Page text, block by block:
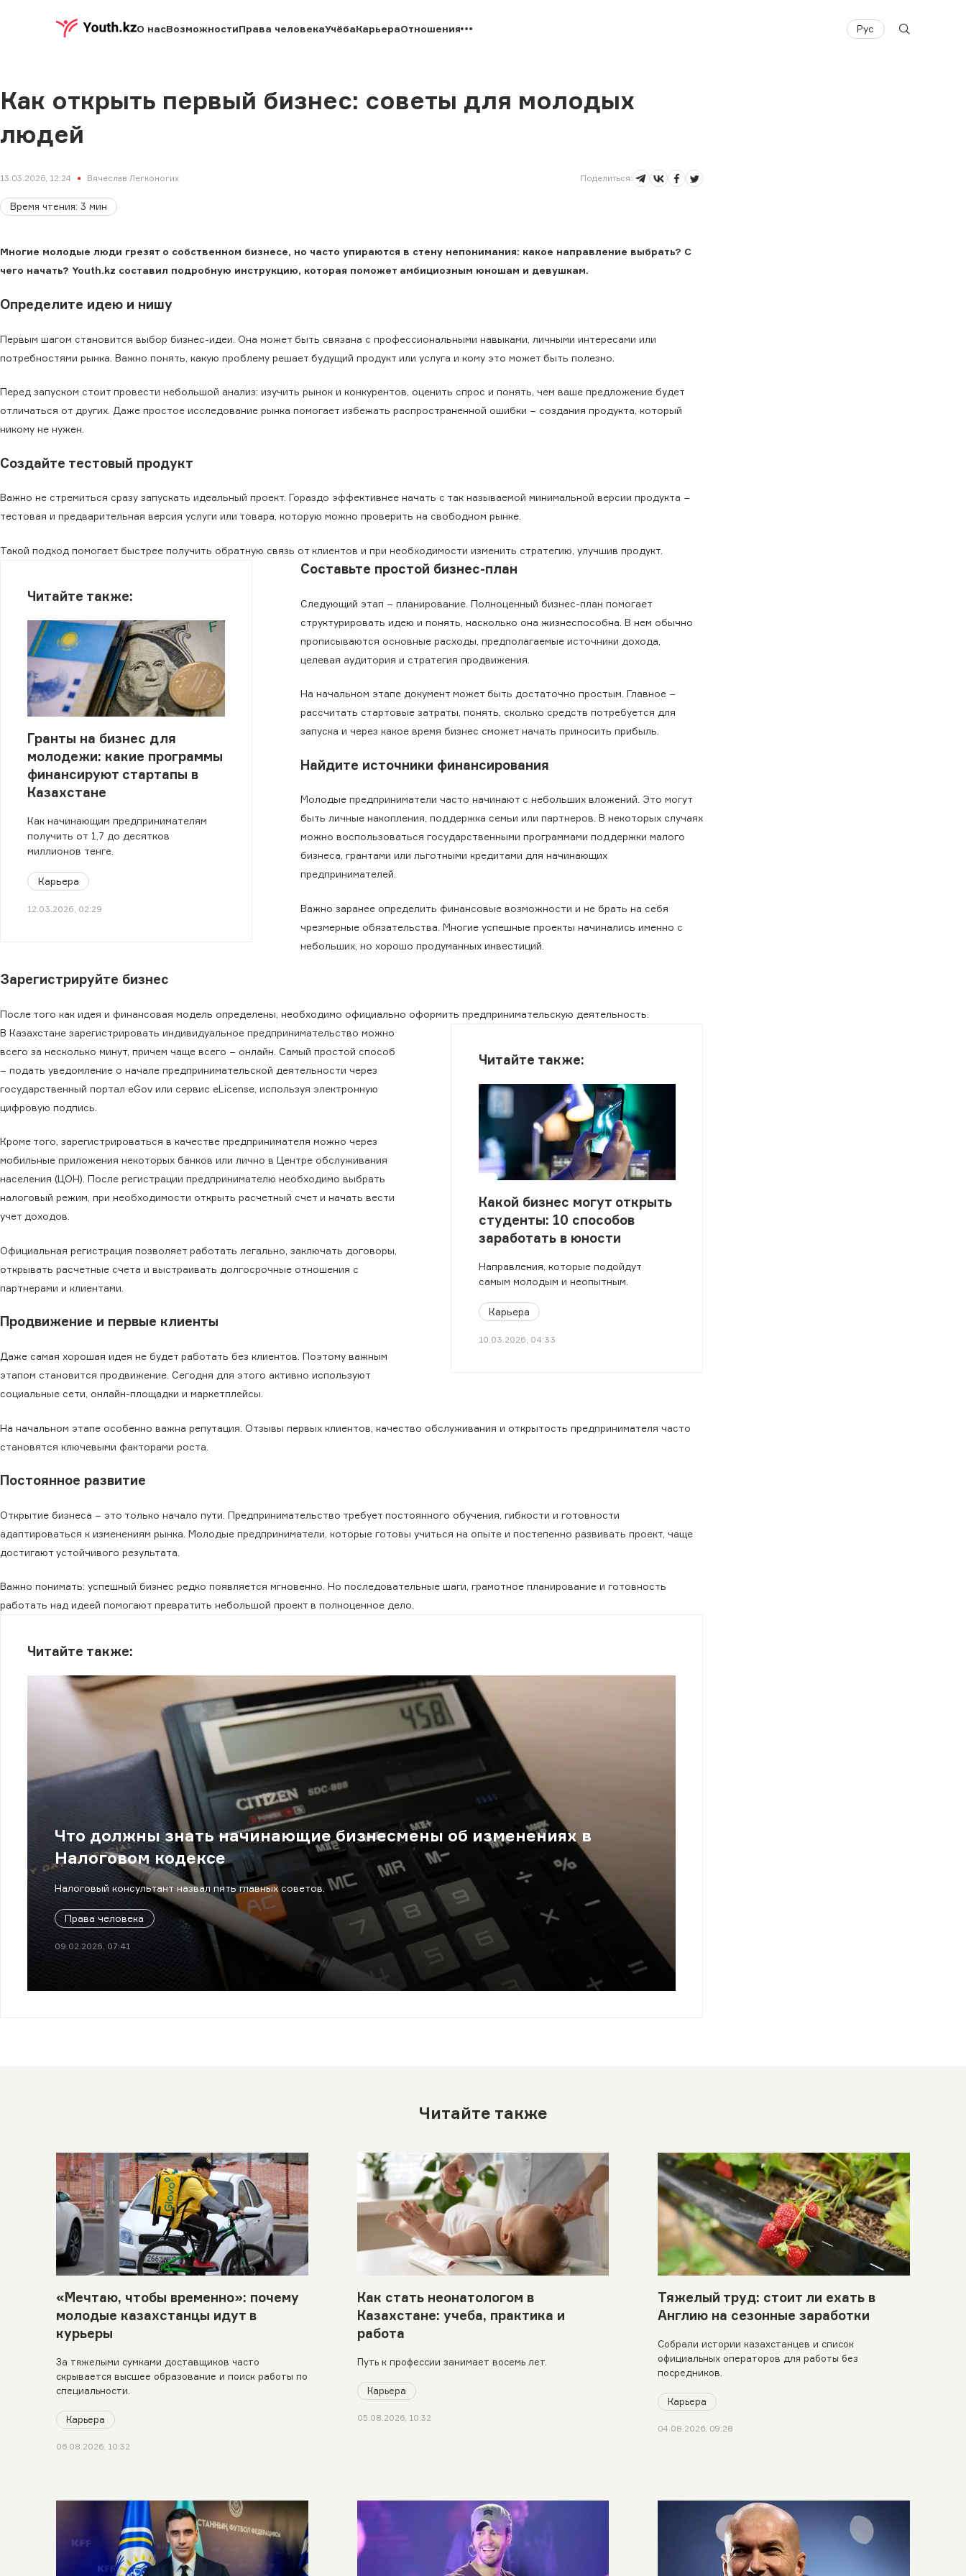
О насВозможностиПрава человекаУчёбаКарьераОтношения Рус
Как открыть первый бизнес: советы для молодых
людей
13.03.2026, 12:24 Вячеслав Легконогих Поделиться:
Время чтения: 3 мин
Многие молодые люди грезят о собственном бизнесе, но часто упираются в стену непонимания: какое направление выбрать? С
чего начать? Youth.kz составил подробную инструкцию, которая поможет амбициозным юношам и девушкам.
Определите идею и нишу
Первым шагом становится выбор бизнес-идеи. Она может быть связана с профессиональными навыками, личными интересами или
потребностями рынка. Важно понять, какую проблему решает будущий продукт или услуга и кому это может быть полезно.
Перед запуском стоит провести небольшой анализ: изучить рынок и конкурентов, оценить спрос и понять, чем ваше предложение будет
отличаться от других. Даже простое исследование рынка помогает избежать распространенной ошибки − создания продукта, который
никому не нужен.
Создайте тестовый продукт
Важно не стремиться сразу запускать идеальный проект. Гораздо эффективнее начать с так называемой минимальной версии продукта −
тестовая и предварительная версия услуги или товара, которую можно проверить на свободном рынке.
Такой подход помогает быстрее получить обратную связь от клиентов и при необходимости изменить стратегию, улучшив продукт.
Читайте также:
Гранты на бизнес для
молодежи: какие программы
финансируют стартапы в
Казахстане
Как начинающим предпринимателям
получить от 1,7 до десятков
миллионов тенге.
Карьера
12.03.2026, 02:29
Составьте простой бизнес-план
Следующий этап − планирование. Полноценный бизнес-план помогает
структурировать идею и понять, насколько она жизнеспособна. В нем обычно
прописываются основные расходы, предполагаемые источники дохода,
целевая аудитория и стратегия продвижения.
На начальном этапе документ может быть достаточно простым. Главное −
рассчитать стартовые затраты, понять, сколько средств потребуется для
запуска и через какое время бизнес сможет начать приносить прибыль.
Найдите источники финансирования
Молодые предприниматели часто начинают с небольших вложений. Это могут
быть личные накопления, поддержка семьи или партнеров. В некоторых случаях
можно воспользоваться государственными программами поддержки малого
бизнеса, грантами или льготными кредитами для начинающих
предпринимателей.
Важно заранее определить финансовые возможности и не брать на себя
чрезмерные обязательства. Многие успешные проекты начинались именно с
небольших, но хорошо продуманных инвестиций.
Зарегистрируйте бизнес
После того как идея и финансовая модель определены, необходимо официально оформить предпринимательскую деятельность.
Читайте также:
Какой бизнес могут открыть
студенты: 10 способов
заработать в юности
Направления, которые подойдут
самым молодым и неопытным.
Карьера
10.03.2026, 04:33
В Казахстане зарегистрировать индивидуальное предпринимательство можно
всего за несколько минут, причем чаще всего − онлайн. Самый простой способ
− подать уведомление о начале предпринимательской деятельности через
государственный портал eGov или сервис eLicense, используя электронную
цифровую подпись.
Кроме того, зарегистрироваться в качестве предпринимателя можно через
мобильные приложения некоторых банков или лично в Центре обслуживания
населения (ЦОН). После регистрации предпринимателю необходимо выбрать
налоговый режим, при необходимости открыть расчетный счет и начать вести
учет доходов.
Официальная регистрация позволяет работать легально, заключать договоры,
открывать расчетные счета и выстраивать долгосрочные отношения с
партнерами и клиентами.
Продвижение и первые клиенты
Даже самая хорошая идея не будет работать без клиентов. Поэтому важным
этапом становится продвижение. Сегодня для этого активно используют
социальные сети, онлайн-площадки и маркетплейсы.
На начальном этапе особенно важна репутация. Отзывы первых клиентов, качество обслуживания и открытость предпринимателя часто
становятся ключевыми факторами роста.
Постоянное развитие
Открытие бизнеса − это только начало пути. Предпринимательство требует постоянного обучения, гибкости и готовности
адаптироваться к изменениям рынка. Молодые предприниматели, которые готовы учиться на опыте и постепенно развивать проект, чаще
достигают устойчивого результата.
Важно понимать: успешный бизнес редко появляется мгновенно. Но последовательные шаги, грамотное планирование и готовность
работать над идеей помогают превратить небольшой проект в полноценное дело.
Читайте также:
Что должны знать начинающие бизнесмены об изменениях в
Налоговом кодексе
Налоговый консультант назвал пять главных советов.
Права человека
09.02.2026, 07:41
Читайте также
«Мечтаю, чтобы временно»: почему
молодые казахстанцы идут в
курьеры
За тяжелыми сумками доставщиков часто
скрывается высшее образование и поиск работы по
специальности.
Карьера
06.08.2026, 10:32
Как стать неонатологом в
Казахстане: учеба, практика и
работа
Путь к профессии занимает восемь лет.
Карьера
05.08.2026, 10:32
Тяжелый труд: стоит ли ехать в
Англию на сезонные заработки
Собрали истории казахстанцев и список
официальных операторов для работы без
посредников.
Карьера
04.08.2026, 09:28